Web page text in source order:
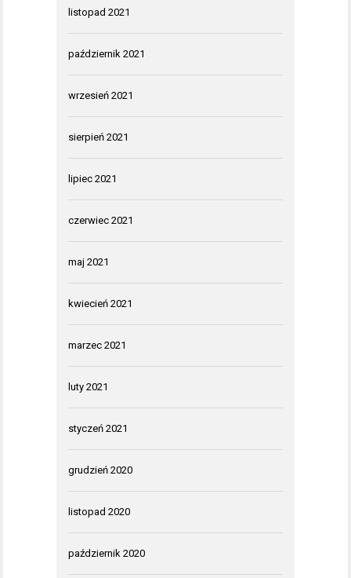
listopad 2021
październik 2021
wrzesień 2021
sierpień 2021
lipiec 2021
czerwiec 2021
maj 2021
kwiecień 2021
marzec 2021
luty 2021
styczeń 2021
grudzień 2020
listopad 2020
październik 2020